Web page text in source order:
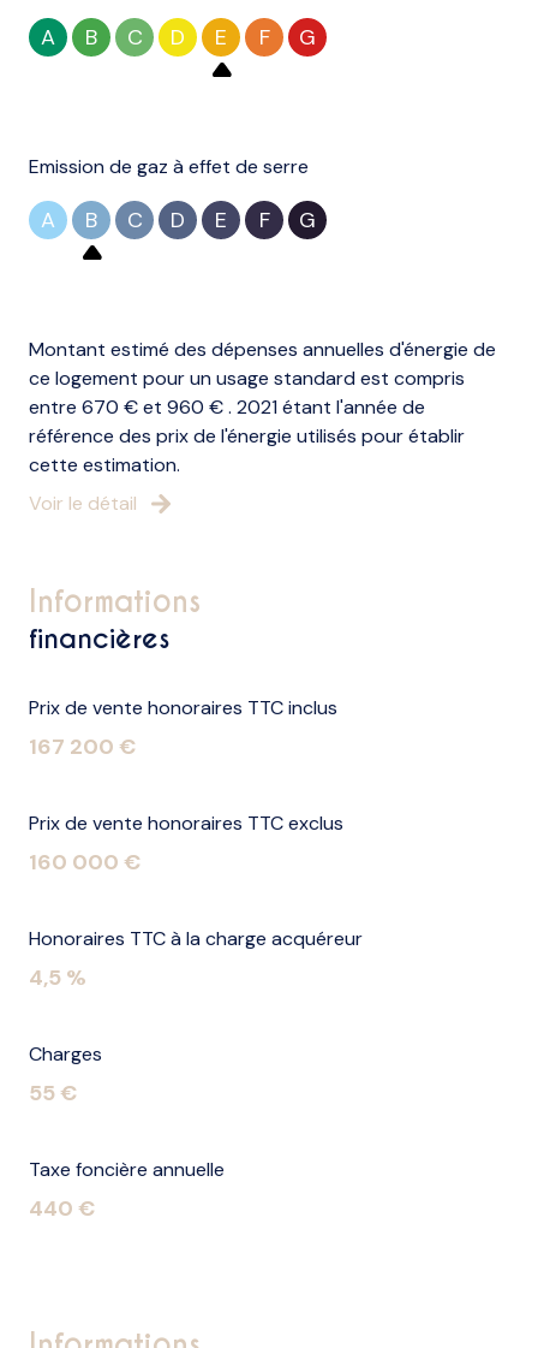
A B C D E F G
Emission de gaz à effet de serre
A B C D E F G
Montant estimé des dépenses annuelles d'énergie de
ce logement pour un usage standard est compris
entre 670 € et 960 € . 2021 étant l'année de
référence des prix de l'énergie utilisés pour établir
cette estimation.
Voir le détail
informations
financières
Prix de vente honoraires TTC inclus
167 200 €
Prix de vente honoraires TTC exclus
160 000 €
Honoraires TTC à la charge acquéreur
4,5 %
Charges
55 €
Taxe foncière annuelle
440 €